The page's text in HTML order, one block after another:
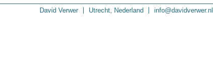
David Verwer Utrecht, Nederland info@davidverwer.nl